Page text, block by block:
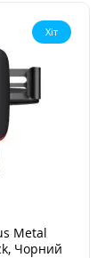
Хіт
Metal
Чорний